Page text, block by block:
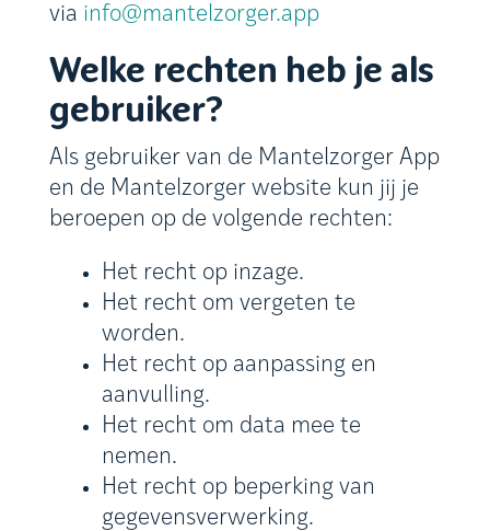
via info@mantelzorger.app
Welke rechten heb je als
gebruiker?
Als gebruiker van de Mantelzorger App
en de Mantelzorger website kun jij je
beroepen op de volgende rechten:
Het recht op inzage.
Het recht om vergeten te
worden.
Het recht op aanpassing en
aanvulling.
Het recht om data mee te
nemen.
Het recht op beperking van
gegevensverwerking.